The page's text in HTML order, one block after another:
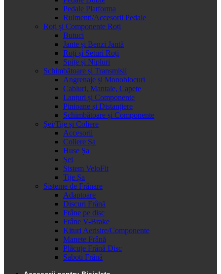
Pedale Platforma
Rulmenti/Accesorii Pedale
Roți și Componente Roți
Butuci
Jante și Benzi Jantă
Roți și Seturi Roți
Spițe și Nipluri
Schimbătoare și Transmisii
Angrenaje și Monoblocuri
Cabluri, Mantale, Capete
Lanțuri și Componente
Pinioane și Distanțiere
Schimbătoare și Componente
Șei/Tije și Coliere
Accesorii
Coliere Șa
Huse Șa
Șei
Sistem VeloFit
Tije Șa
Sisteme de Frânare
Adaptoare
Discuri Frână
Frâne pe disc
Frâne V-Brake
Kituri Aerisire/Componente
Manete Frână
Plăcuțe Frână Disc
Saboti Frână